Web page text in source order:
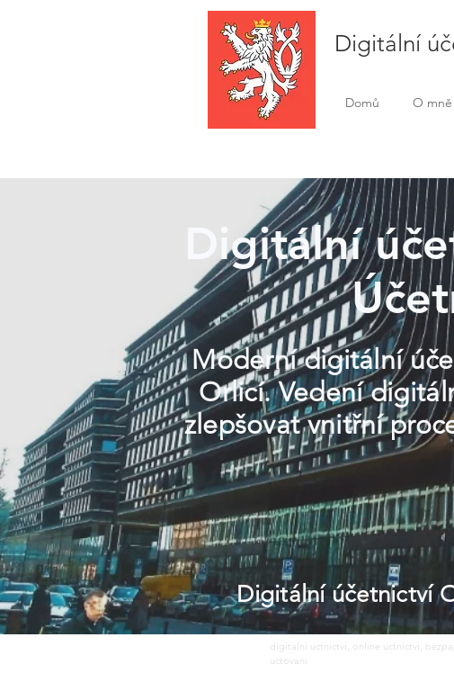
Digitální
Domů O mně
Digitální
Moderní digitální
Orlicí. Vedení
zlepšovat vnitřní
Digitální účetnictví
digitalni uctnictvi, online uctnictvi,
uctovani